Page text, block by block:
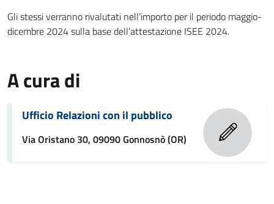
Gli stessi verranno rivalutati nell’importo per il periodo maggio-
dicembre 2024 sulla base dell’attestazione ISEE 2024.
A cura di
Ufficio Relazioni con il pubblico
Via Oristano 30, 09090 Gonnosnò (OR)